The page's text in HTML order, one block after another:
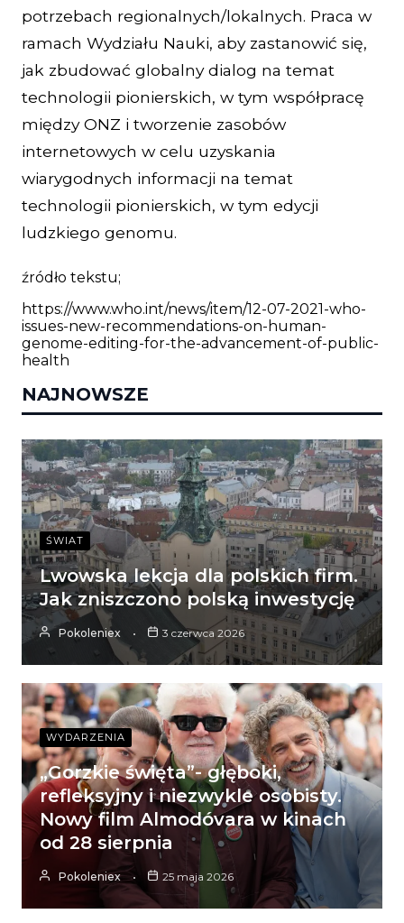
potrzebach regionalnych/lokalnych. Praca w
ramach Wydziału Nauki, aby zastanowić się,
jak zbudować globalny dialog na temat
technologii pionierskich, w tym współpracę
między ONZ i tworzenie zasobów
internetowych w celu uzyskania
wiarygodnych informacji na temat
technologii pionierskich, w tym edycji
ludzkiego genomu.
źródło tekstu;
https://www.who.int/news/item/12-07-2021-who-
issues-new-recommendations-on-human-
genome-editing-for-the-advancement-of-public-
health
NAJNOWSZE
ŚWIAT
Lwowska lekcja dla polskich firm.
Jak zniszczono polską inwestycję
Pokoleniex 3 czerwca 2026
WYDARZENIA
„Gorzkie święta”- głęboki,
refleksyjny i niezwykle osobisty.
Nowy film Almodóvara w kinach
od 28 sierpnia
Pokoleniex 25 maja 2026